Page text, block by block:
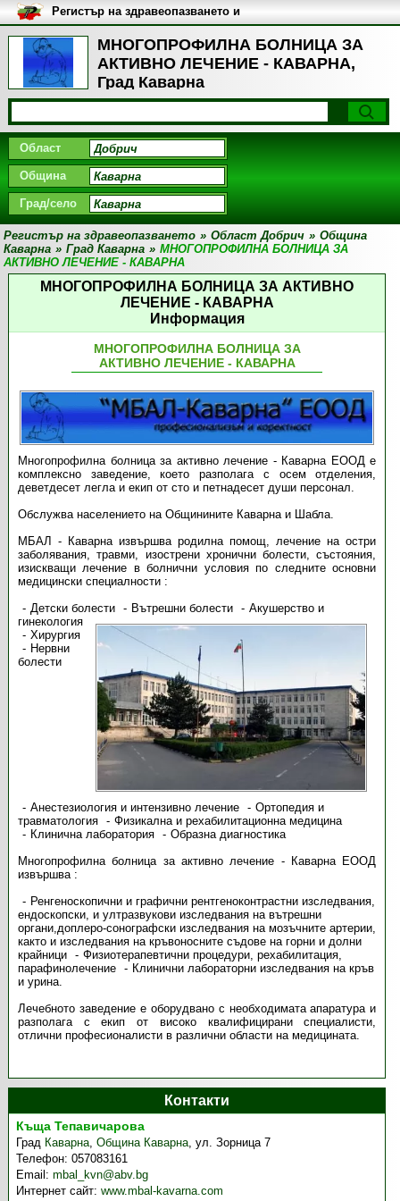
МНОГОПРОФИЛНА БОЛНИЦА ЗА
АКТИВНО ЛЕЧЕНИЕ - КАВАРНА,
Град Каварна
Регистър на здравеопазването и
медицинските заведения в
България
Област
Община
Град/село
Регистър на здравеопазването » Област Добрич » Община
Каварна » Град Каварна » МНОГОПРОФИЛНА БОЛНИЦА ЗА
АКТИВНО ЛЕЧЕНИЕ - КАВАРНА
МНОГОПРОФИЛНА БОЛНИЦА ЗА АКТИВНО
ЛЕЧЕНИЕ - КАВАРНА
Информация
МНОГОПРОФИЛНА БОЛНИЦА ЗА
АКТИВНО ЛЕЧЕНИЕ - КАВАРНА
Многопрофилна болница за активно лечение - Каварна ЕООД е
комплексно заведение, което разполага с осем отделения,
деветдесет легла и екип от сто и петнадесет души персонал.
Обслужва населението на Общинините Каварна и Шабла.
МБАЛ - Каварна извършва родилна помощ, лечение на остри
заболявания, травми, изострени хронични болести, състояния,
изискващи лечение в болнични условия по следните основни
медицински специалности :
Детски болести
Вътрешни болести
Акушерство и
гинекология
Хирургия
Нервни
болести
Анестезиология и интензивно лечение
Ортопедия и
травматология
Физикална и рехабилитационна медицина
Клинична лаборатория
Образна диагностика
Многопрофилна болница за активно лечение - Каварна ЕООД
извършва :
Ренгеноскопични и графични рентгеноконтрастни изследвания,
ендоскопски, и ултразвукови изследвания на вътрешни
органи,доплеро-сонографски изследвания на мозъчните артерии,
както и изследвания на кръвоносните съдове на горни и долни
крайници
Физиотерапевтични процедури, рехабилитация,
парафинолечение
Клинични лабораторни изследвания на кръв
и урина.
Лечебното заведение е оборудвано с необходимата апаратура и
разполага с екип от високо квалифицирани специалисти,
отлични професионалисти в различни области на медицината.
Контакти
Къща Тепавичарова
Град Каварна ,Община Каварна ,ул. Зорница 7
Телефон:057083161
Email:mbal_kvn@abv.bg
Интернет сайт:www.mbal-kavarna.com